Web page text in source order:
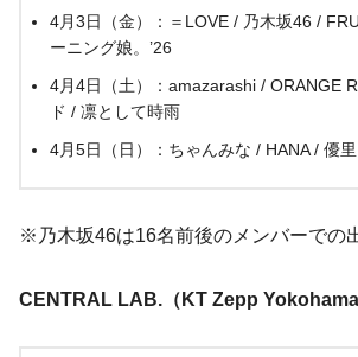
4月3日（金）：＝LOVE / 乃木坂46 /
ーニング娘。’26
4月4日（土）：amazarashi / ORANGE
ド / 凛として時雨
4月5日（日）：ちゃんみな / HANA / 優里
※乃木坂46は16名前後のメンバーでの
CENTRAL LAB.（KT Zepp Yokohama